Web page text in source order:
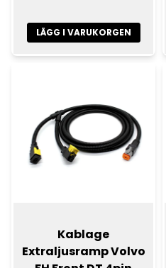
LÄGG I VARUKORGEN
Kablage
Extraljusramp Volvo